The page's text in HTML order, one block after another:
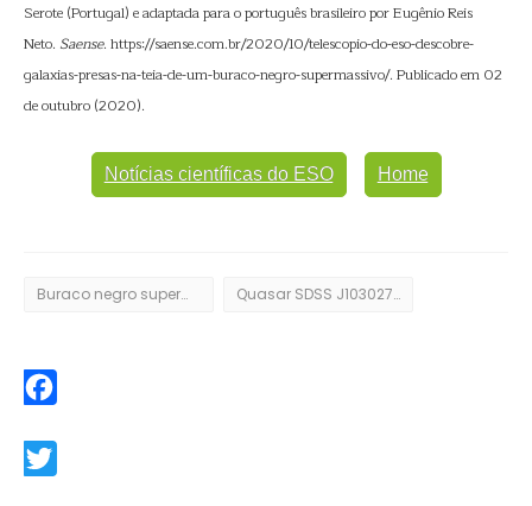
Serote (Portugal) e adaptada para o português brasileiro por Eugênio Reis
Neto. Saense. https://saense.com.br/2020/10/telescopio-do-eso-descobre-
galaxias-presas-na-teia-de-um-buraco-negro-supermassivo/. Publicado em 02
de outubro (2020).
Notícias científicas do ESO Home
Buraco negro supermassivo Quasar SDSS J103027.09+052455.0